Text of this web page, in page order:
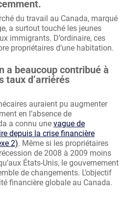
du travail au Canada, marqué
a surtout touché les jeunes
immigrants. D’ordinaire, ces
propriétaires d’une habitation.
a beaucoup contribué à
taux d’arriérés
auraient pu augmenter
en l’absence de
a connu une vague de
depuis la crise financière
2). Même si les propriétaires
de 2008 à 2009 moins
États-Unis, le gouvernement
de changements. L’objectif
financière globale au Canada.